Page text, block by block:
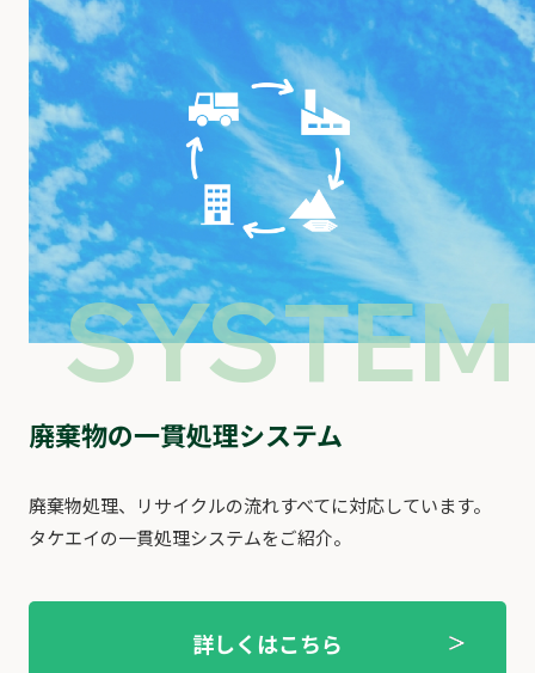
SYSTEM
廃棄物の⼀貫処理システム
廃棄物処理、リサイクルの流れすべてに対応しています。
タケエイの⼀貫処理システムをご紹介。
詳しくはこちら